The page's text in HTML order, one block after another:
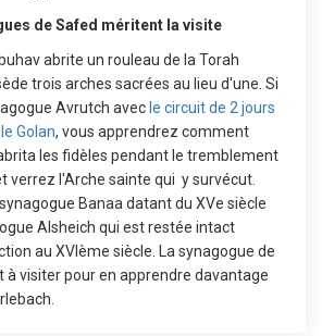
de Safed méritent la visite
abrite un rouleau de la Torah
trois arches sacrées au lieu d'une. Si
Avrutch avec le circuit de 2 jours
Golan, vous apprendrez comment
les fidèles pendant le tremblement
verrez l'Arche sainte qui y survécut.
Banaa datant du XVe siècle
Alsheich qui est restée intact
au XVIème siècle. La synagogue de
à visiter pour en apprendre davantage